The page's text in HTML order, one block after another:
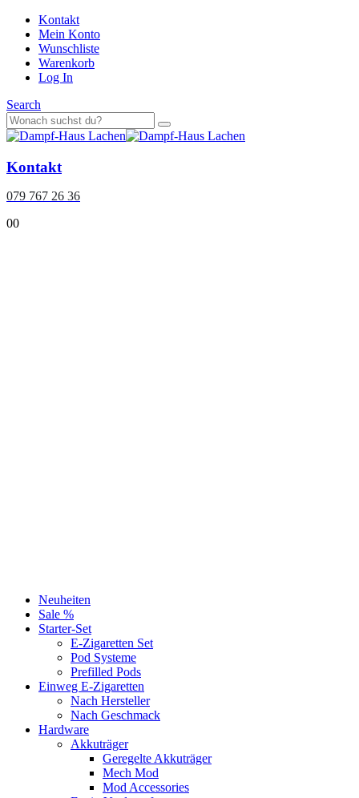
Kontakt
Mein Konto
Wunschliste
Warenkorb
Log In
Search
Kontakt
079 767 26 36
00
Neuheiten
Sale %
Starter-Set
E-Zigaretten Set
Pod Systeme
Prefilled Pods
Einweg E-Zigaretten
Nach Hersteller
Nach Geschmack
Hardware
Akkuträger
Geregelte Akkuträger
Mech Mod
Mod Accessories